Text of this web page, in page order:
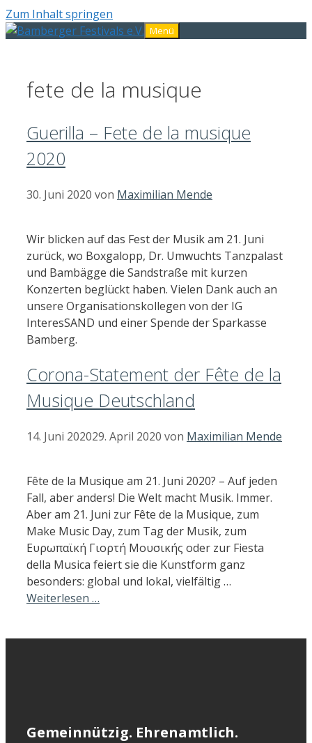
Zum Inhalt springen
Menü
fete de la musique
Guerilla – Fete de la musique
2020
30. Juni 2020 von Maximilian Mende
Wir blicken auf das Fest der Musik am 21. Juni
zurück, wo Boxgalopp, Dr. Umwuchts Tanzpalast
und Bambägge die Sandstraße mit kurzen
Konzerten beglückt haben. Vielen Dank auch an
unsere Organisationskollegen von der IG
InteresSAND und einer Spende der Sparkasse
Bamberg.
Corona-Statement der Fête de la
Musique Deutschland
14. Juni 202029. April 2020 von Maximilian Mende
Fête de la Musique am 21. Juni 2020? – Auf jeden
Fall, aber anders! Die Welt macht Musik. Immer.
Aber am 21. Juni zur Fête de la Musique, zum
Make Music Day, zum Tag der Musik, zum
Ευρωπαϊκή Γιορτή Μουσικής oder zur Fiesta
della Musica feiert sie die Kunstform ganz
besonders: global und lokal, vielfältig …
Weiterlesen …
Gemeinnützig. Ehrenamtlich.